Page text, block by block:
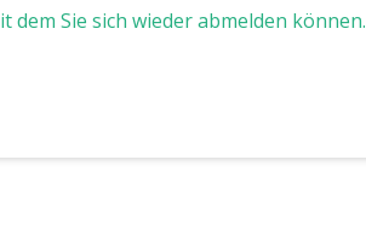
Sie sich wieder abmelden können.